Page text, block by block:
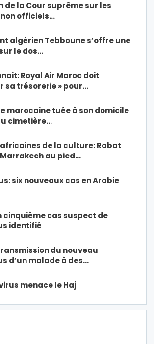
de la Cour suprême sur les
officiels…
algérien Tebboune s’offre une
le dos…
Royal Air Maroc doit
sa trésorerie » pour…
marocaine tuée à son domicile
cimetière…
de la culture: Rabat
au pied…
six nouveaux cas en Arabie
cinquième cas suspect de
identifié
du nouveau
d’un malade à des…
menace le Haj